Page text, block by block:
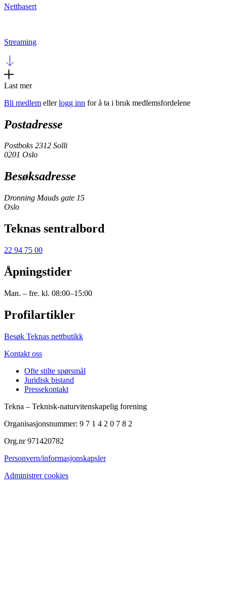
Nettbasert
Streaming
Last mer
Bli medlem ellerlogg inn for å ta i bruk medlemsfordelene
Postadresse
Postboks 2312 Solli
0201 Oslo
Besøksadresse
Dronning Mauds gate 15
Oslo
Teknas sentralbord
22 94 75 00
Åpningstider
Man. – fre. kl. 08:00–15:00
Profilartikler
Besøk Teknas nettbutikk
Kontakt oss
Ofte stilte spørsmål
Juridisk bistand
Pressekontakt
Tekna – Teknisk-naturvitenskapelig forening
Organisasjonsnummer: 9 7 1 4 2 0 7 8 2
Org.nr 971420782
Personvern/informasjonskapsler
Administrer cookies